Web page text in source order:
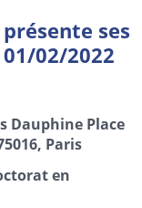
présente ses
02/2022
Dauphine Place
Paris
en